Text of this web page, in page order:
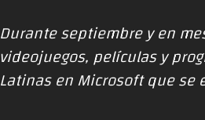
Durante septiembre y en
videojuegos, películas y
Latinas en Microsoft que se